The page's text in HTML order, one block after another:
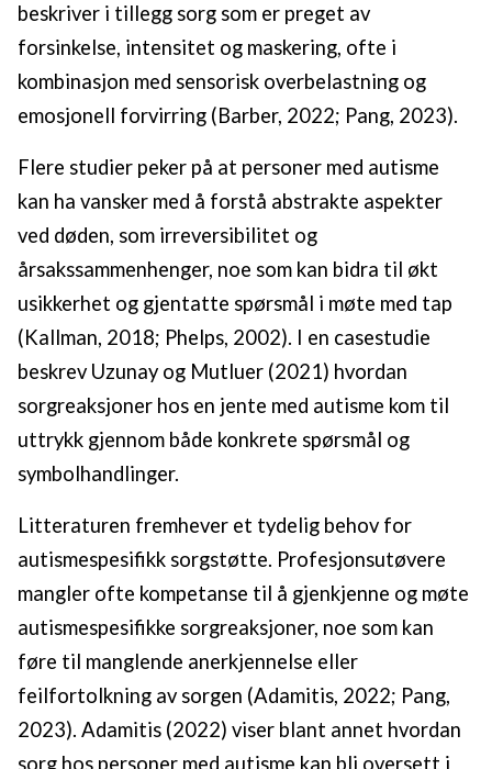
beskriver i tillegg sorg som er preget av
forsinkelse, intensitet og maskering, ofte i
kombinasjon med sensorisk overbelastning og
emosjonell forvirring (Barber, 2022; Pang, 2023).
Flere studier peker på at personer med autisme
kan ha vansker med å forstå abstrakte aspekter
ved døden, som irreversibilitet og
årsakssammenhenger, noe som kan bidra til økt
usikkerhet og gjentatte spørsmål i møte med tap
(Kallman, 2018; Phelps, 2002). I en casestudie
beskrev Uzunay og Mutluer (2021) hvordan
sorgreaksjoner hos en jente med autisme kom til
uttrykk gjennom både konkrete spørsmål og
symbolhandlinger.
Litteraturen fremhever et tydelig behov for
autismespesifikk sorgstøtte. Profesjonsutøvere
mangler ofte kompetanse til å gjenkjenne og møte
autismespesifikke sorgreaksjoner, noe som kan
føre til manglende anerkjennelse eller
feilfortolkning av sorgen (Adamitis, 2022; Pang,
2023). Adamitis (2022) viser blant annet hvordan
sorg hos personer med autisme kan bli oversett i